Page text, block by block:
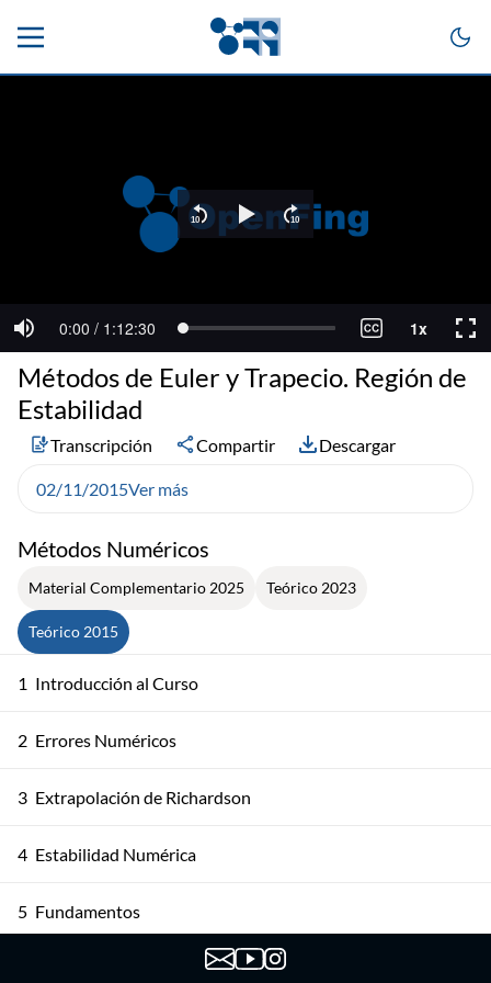
Métodos Numéricos
Material Complementario 2025 Teórico 2023
Teórico 2015
1 Introducción al Curso
2 Errores Numéricos
3 Extrapolación de Richardson
4 Estabilidad Numérica
5 Fundamentos
Métodos de Euler y Trapecio. Región de
Estabilidad
Transcripción Compartir Descargar
02/11/2015Ver más